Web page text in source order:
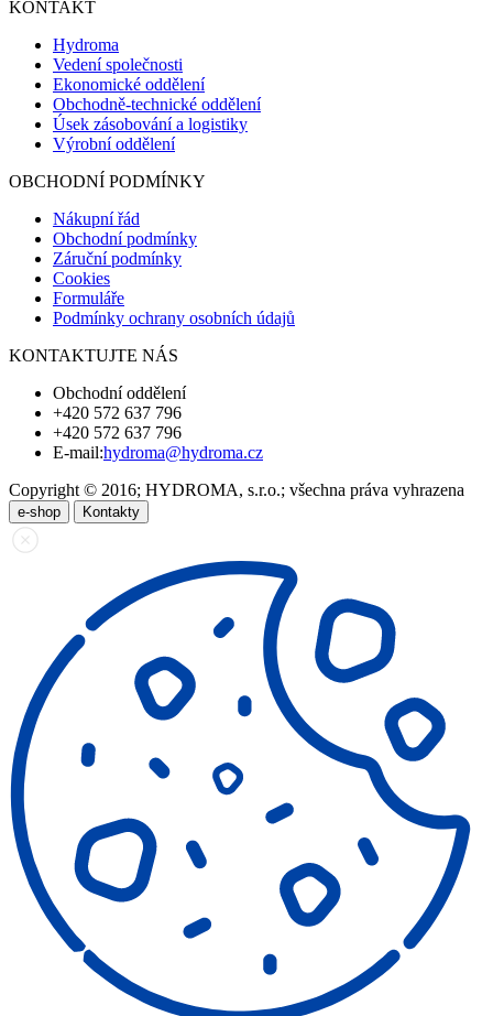
KONTAKT
Hydroma
Vedení společnosti
Ekonomické oddělení
Obchodně-technické oddělení
Úsek zásobování a logistiky
Výrobní oddělení
OBCHODNÍ PODMÍNKY
Nákupní řád
Obchodní podmínky
Záruční podmínky
Cookies
Formuláře
Podmínky ochrany osobních údajů
KONTAKTUJTE NÁS
Obchodní oddělení
+420 572 637 796
+420 572 637 796
E-mail:hydroma@hydroma.cz
Copyright © 2016; HYDROMA, s.r.o.; všechna práva vyhrazena
e-shop Kontakty